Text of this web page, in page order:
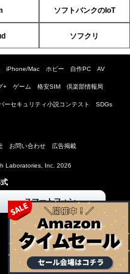
ソフトバンクのIoT
ソフクリ
iPhone/Mac ホビー 自作PC AV
+ ゲーム 格安SIM 倶楽部情報局
ーセキュリティ小説コンテスト SDGs
お問い合わせ 広告掲載
Laboratories, Inc. 2026
スマートフォン